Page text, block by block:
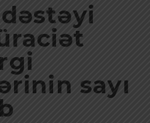
sayı